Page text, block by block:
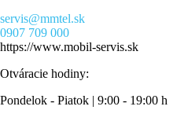
servis@mmtel.sk
0907 709 000
https://www.mobil-servis.sk
Otváracie hodiny:
Pondelok - Piatok | 9:00 - 19:00 h